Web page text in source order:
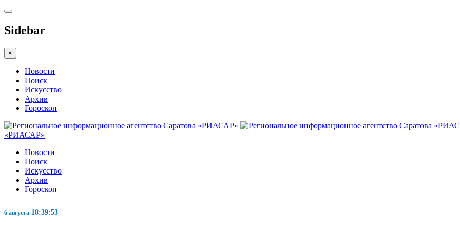
Sidebar
×
Новости
Поиск
Искусство
Архив
Гороскоп
«РИАСАР»
Новости
Поиск
Искусство
Архив
Гороскоп
6 августа 18:39:53